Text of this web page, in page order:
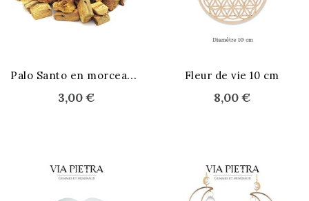
P
alo Santo en morceaux x10
3,00 €
Fleur de vie 10 cm
8,00 €